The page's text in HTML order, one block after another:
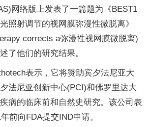
网络版上发表了一篇题为《BEST1
照射调节的视网膜弥漫性微脱离》
corrects a弥漫性视网膜微脱离)
了他们的研究结果。
表示，它将赞助宾夕法尼亚大
法尼亚创新中心(PCI)和佛罗里达大
病的临床前和自然史研究。该公司表
前向FDA提交IND申请。